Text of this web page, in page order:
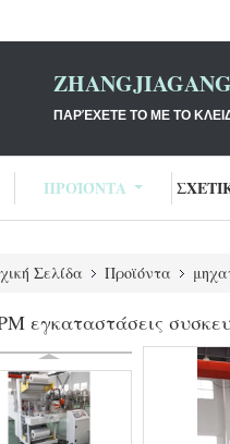
ΠΑΡΈΧΕΤΕ ΤΟ ΜΕ ΤΟ
ΠΡΟΪΌΝΤΑ
Σελίδα Προϊόντα
εγκαταστάσεις